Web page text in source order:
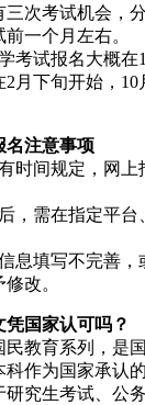
次考试机会，
一个月左右。
考试报名大概在
2月下旬开始，
名注意事项
时间规定，网
，需在指定平
息填写不完善，
改。
国家认可吗？
民教育系列，是
作为国家承认
研究生考试、公